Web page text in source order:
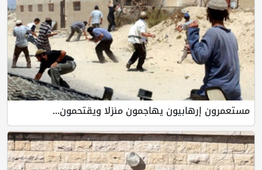
مستعمرون إرهابيون يهاجمون منزلا ويقتحمون...